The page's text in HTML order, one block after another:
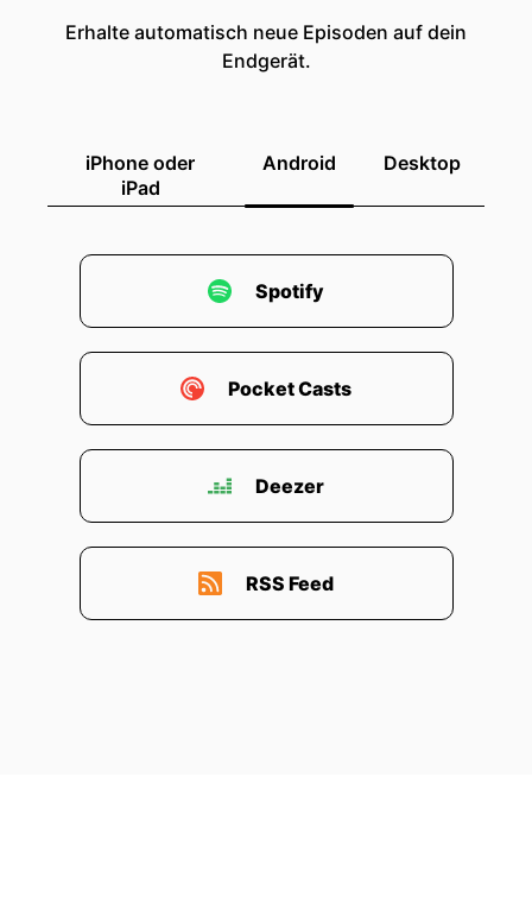
Erhalte automatisch neue Episoden auf dein
Endgerät.
iPhone oder
iPad
Android Desktop
Spotify
Pocket Casts
Deezer
RSS Feed